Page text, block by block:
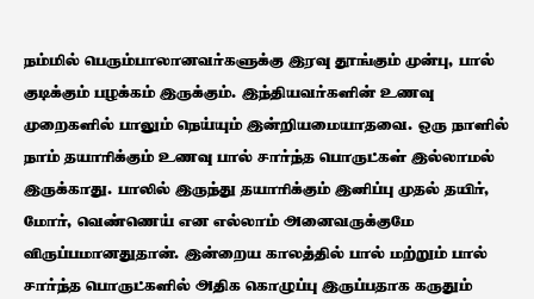
நம்மில் பெரும்பாலானவர்களுக்கு இரவு தூங்கும் முன்பு, பால்
குடிக்கும் பழக்கம் இருக்கும். இந்தியவர்களின் உணவு
முறைகளில் பாலும் நெய்யும் இன்றியமையாதவை. ஒரு நாளில்
நாம் தயாரிக்கும் உணவு பால் சார்ந்த பொருட்கள் இல்லாமல்
இருக்காது. பாலில் இருந்து தயாரிக்கும் இனிப்பு முதல் தயிர்,
மோர், வெண்ணெய் என எல்லாம் அனைவருக்குமே
விருப்பமானதுதான். இன்றைய காலத்தில் பால் மற்றும் பால்
சார்ந்த பொருட்களில் அதிக கொழுப்பு இருப்பதாக கருதும்